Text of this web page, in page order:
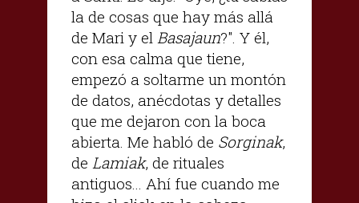
la de cosas que hay más allá
de Mari y el Basajaun?". Y él,
con esa calma que tiene,
empezó a soltarme un montón
de datos, anécdotas y detalles
que me dejaron con la boca
abierta. Me habló de Sorginak,
de Lamiak, de rituales
antiguos... Ahí fue cuando me